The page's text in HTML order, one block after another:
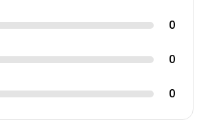
0
0
0